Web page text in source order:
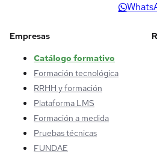
Empresas
Catálogo formativo
Formación tecnológica
RRHH y formación
Plataforma LMS
Formación a medida
Pruebas técnicas
FUNDAE